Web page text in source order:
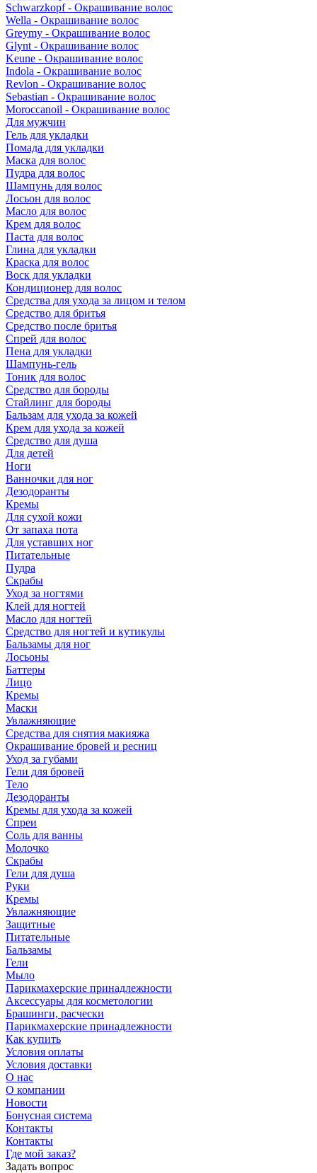
Schwarzkopf - Окрашивание волос
Wella - Окрашивание волос
Greymy - Окрашивание волос
Glynt - Окрашивание волос
Keune - Окрашивание волос
Indola - Окрашивание волос
Revlon - Окрашивание волос
Sebastian - Окрашивание волос
Moroccanoil - Окрашивание волос
Для мужчин
Гель для укладки
Помада для укладки
Маска для волос
Пудра для волос
Шампунь для волос
Лосьон для волос
Масло для волос
Крем для волос
Паста для волос
Глина для укладки
Краска для волос
Воск для укладки
Кондиционер для волос
Средства для ухода за лицом и телом
Средство для бритья
Средство после бритья
Спрей для волос
Пена для укладки
Шампунь-гель
Тоник для волос
Средство для бороды
Стайлинг для бороды
Бальзам для ухода за кожей
Крем для ухода за кожей
Средство для душа
Для детей
Ноги
Ванночки для ног
Дезодоранты
Кремы
Для сухой кожи
От запаха пота
Для уставших ног
Питательные
Пудра
Скрабы
Уход за ногтями
Клей для ногтей
Масло для ногтей
Средство для ногтей и кутикулы
Бальзамы для ног
Лосьоны
Баттеры
Лицо
Кремы
Маски
Увлажняющие
Средства для снятия макияжа
Окрашивание бровей и ресниц
Уход за губами
Гели для бровей
Тело
Дезодоранты
Кремы для ухода за кожей
Спреи
Соль для ванны
Молочко
Скрабы
Гели для душа
Руки
Кремы
Увлажняющие
Защитные
Питательные
Бальзамы
Гели
Мыло
Парикмахерские принадлежности
Аксессуары для косметологии
Брашинги, расчески
Парикмахерские принадлежности
Как купить
Условия оплаты
Условия доставки
О нас
О компании
Новости
Бонусная система
Контакты
Контакты
Где мой заказ?
Задать вопрос